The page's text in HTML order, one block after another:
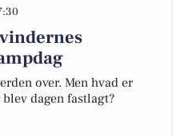
over. Men hvad er
dagen fastlagt?